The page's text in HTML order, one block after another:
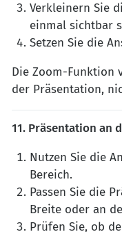
Verkleinern Sie
einmal sichtbar
Setzen Sie die
Die Zoom-Funktion
der Präsentation,
11. Präsentation an
Nutzen Sie die
Bereich.
Passen Sie die
Breite oder an
Prüfen Sie, ob